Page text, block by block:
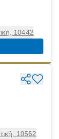
10442
10562